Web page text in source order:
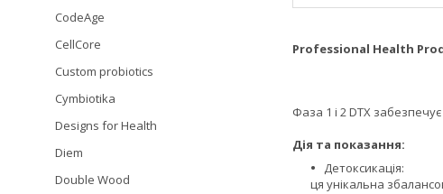
Professional Health
Фаза 1 і 2 DTX
Дія та показання:
Детоксикація:
ця унікальна
CodeAge
CellCore
Custom probiotics
Cymbiotika
Designs for Health
Diem
Double Wood